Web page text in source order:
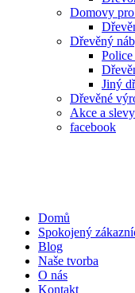
Domovy
Dřevěný
Police
Jiný
Dřevěné
Akce a slevy
facebook
Domů
Spokojený
Blog
Naše tvorba
O nás
Kontakt